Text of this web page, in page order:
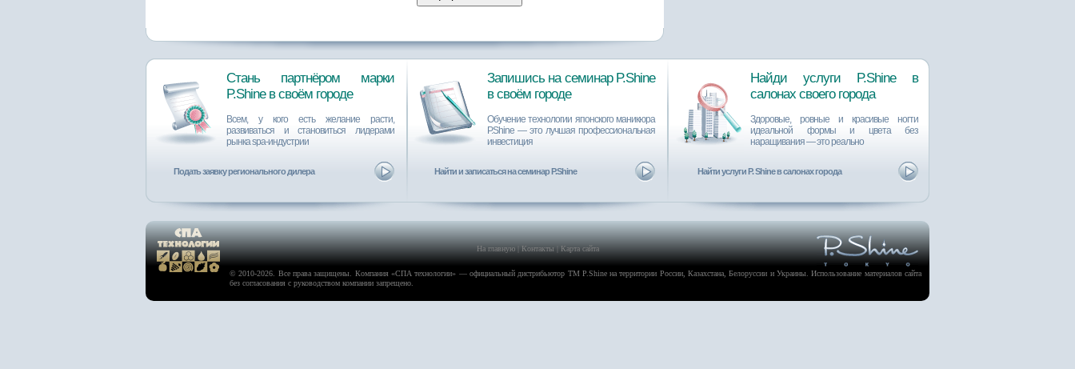
Стань партнёром марки
P.Shine в своём городе
Всем, у кого есть желание расти,
развиваться и становиться лидерами
рынка spa-индустрии
Подать заявку регионального дилера
Запишись на семинар P.Shine
в своём городе
Обучение технологии японского маникюра
P.Shine ― это лучшая профессиональная
инвестиция
Найти и записаться на семинар P.Shine
Найди услуги P.Shine в
салонах cвоего города
Здоровые, ровные и красивые ногти
идеальной формы и цвета без
наращивания ― это реально
Найти услуги P. Shine в салонах города
На главную| Контакты Карта сайта
© 2010-2026. Все права защищены. Компания «СПА технологии» — официальный дистрибьютор ТМ P.Shine на территории России, Казахстана, Белоруссии и Украины. Использование материалов сайта
без согласования с руководством компании запрещено.